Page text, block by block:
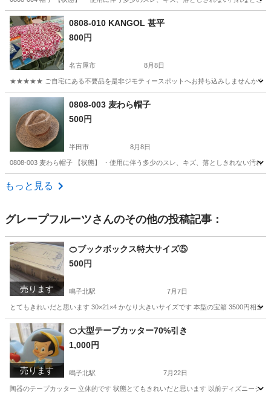
愛知 半田市
0808-010 KANGOL 甚平
800円
名古屋市 8月8日
★★★★★ ご自宅にある不要品を是非ジモティースポットへお持ち込みしませんか？
愛知 名古屋市 KANGOL
0808-003 麦わら帽子
500円
半田市 8月8日
0808-003 麦わら帽子 【状態】 ・使用に伴う多少のスレ、キズ、落としきれない汚
愛知 半田市
もっと見る
グレープフルーツさんのその他の投稿記事：
売ります
🍊ブックボックス特大サイズ⑤
500円
鳴子北駅 7月7日
とてもきれいだと思います 30×21×4 かなり大きいサイズです 本型の宝箱 3500円相
愛知 名古屋市 鳴子北駅 ボックス
売ります
🍊大型テープカッター70%引き
1,000円
鳴子北駅 7月22日
陶器のテープカッター 立体的です 状態とてもきれいだと思います 以前ディズニーシ